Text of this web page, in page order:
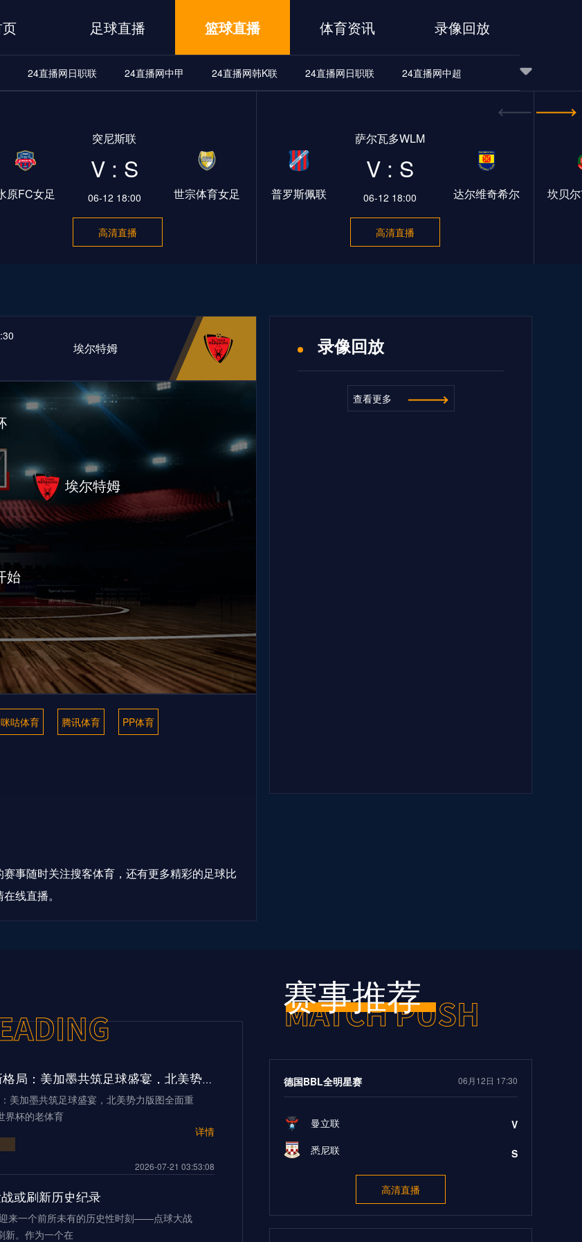
足球直播 篮球直播 体育资讯 录像回放
24直播网日职联 24直播网中甲 24直播网韩K联 24直播网日职联 24直播网中超
24直播网NBA
24直播网韩K联 24直播网NBA
原FC女足
突尼斯联
V : S
06-12 18:00 世宗体育女足
高清直播
普罗斯佩联
萨尔瓦多WLM
V : S
06-12 18:00 达尔维奇希尔
高清直播
坎贝
埃尔特姆
始
埃尔特姆
咪咕体育 腾讯体育 PP体育
事随时关注搜客体育，还有更多精彩的足球比
线直播。
录像回放
查看更多
2026世界杯48队新格局：美加墨共筑足球盛宴，北美势力版图全面重构
美加墨共筑足球盛宴，北美势力版图全面重
界杯的老体育
详情
2026-07-21 03:53:08
或刷新历史纪录
来一个前所未有的历史性时刻——点球大战
新。作为一个在
赛事推荐
德国BBL全明星赛 06月12日 17:30
曼立联
悉尼联
V
S
高清直播